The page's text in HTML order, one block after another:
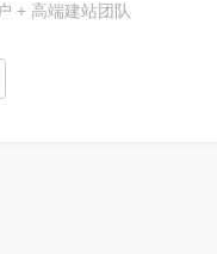
+ 高端建站团队